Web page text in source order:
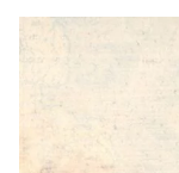
Arena
Le photographe
magazine
,
forteresse. Tom
criminalisation, au